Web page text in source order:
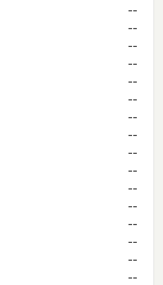
--
--
--
--
--
--
--
--
--
--
--
--
--
--
--
--